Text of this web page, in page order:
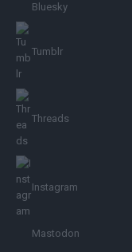
Bluesky
Tumblr
Threads
Instagram
Mastodon